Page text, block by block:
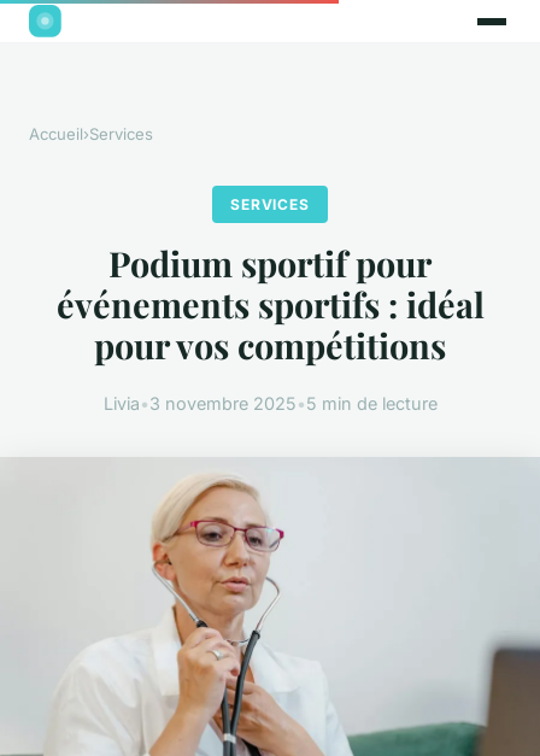
Accueil›Services
SERVICES
Podium sportif pour
événements sportifs : idéal
pour vos compétitions
Livia•3 novembre 2025•5 min de lecture